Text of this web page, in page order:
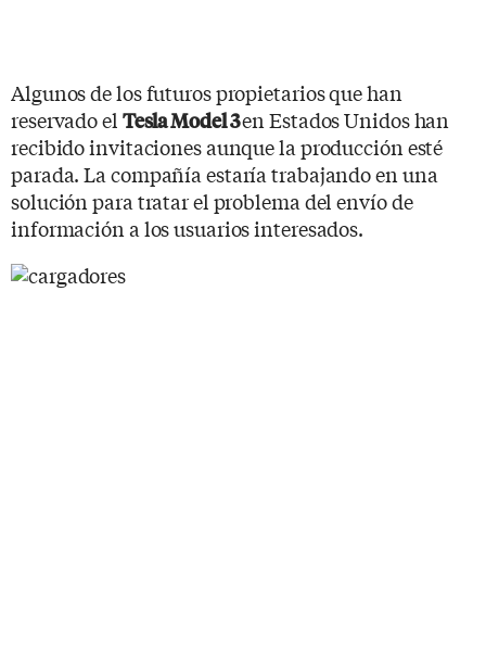
Algunos de los futuros propietarios que han
reservado el Tesla Model 3en Estados Unidos han
recibido invitaciones aunque la producción esté
parada. La compañía estaría trabajando en una
solución para tratar el problema del envío de
información a los usuarios interesados.